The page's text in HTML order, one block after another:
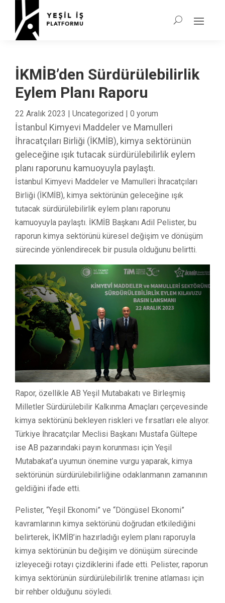
İKMİB’den Sürdürülebilirlik
Eylem Planı Raporu
22 Aralık 2023 | Uncategorized | 0 yorum
İstanbul Kimyevi Maddeler ve Mamulleri
İhracatçıları Birliği (İKMİB), kimya sektörünün
geleceğine ışık tutacak sürdürülebilirlik eylem
planı raporunu kamuoyuyla paylaştı.
İstanbul Kimyevi Maddeler ve Mamulleri İhracatçıları
Birliği (İKMİB), kimya sektörünün geleceğine ışık
tutacak sürdürülebilirlik eylem planı raporunu
kamuoyuyla paylaştı. İKMİB Başkanı Adil Pelister, bu
raporun kimya sektörünü küresel değişim ve dönüşüm
sürecinde yönlendirecek bir pusula olduğunu belirtti.
Rapor, özellikle AB Yeşil Mutabakatı ve Birleşmiş
Milletler Sürdürülebilir Kalkınma Amaçları çerçevesinde
kimya sektörünü bekleyen riskleri ve fırsatları ele alıyor.
Türkiye İhracatçılar Meclisi Başkanı Mustafa Gültepe
ise AB pazarındaki payın korunması için Yeşil
Mutabakat’a uyumun önemine vurgu yaparak, kimya
sektörünün sürdürülebilirliğine odaklanmanın zamanının
geldiğini ifade etti.
Pelister, “Yeşil Ekonomi” ve “Döngüsel Ekonomi”
kavramlarının kimya sektörünü doğrudan etkilediğini
belirterek, İKMİB’in hazırladığı eylem planı raporuyla
kimya sektörünün bu değişim ve dönüşüm sürecinde
izleyeceği rotayı çizdiklerini ifade etti. Pelister, raporun
kimya sektörünün sürdürülebilirlik trenine atlaması için
bir rehber olduğunu söyledi.